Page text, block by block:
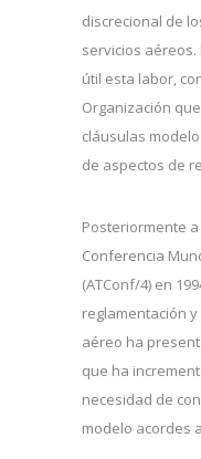
discrecional de
servicios aéreos.
útil esta labor,
Organización
cláusulas
de aspectos de
Posteriormente
Conferencia
(ATConf/4) en
reglamentación
aéreo ha
que ha
necesidad de
modelo acordes